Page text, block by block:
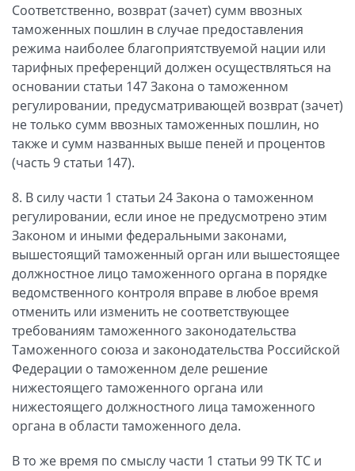
Соответственно, возврат (зачет) сумм ввозных
таможенных пошлин в случае предоставления
режима наиболее благоприятствуемой нации или
тарифных преференций должен осуществляться на
основании статьи 147 Закона о таможенном
регулировании, предусматривающей возврат (зачет)
не только сумм ввозных таможенных пошлин, но
также и сумм названных выше пеней и процентов
(часть 9 статьи 147).
8. В силу части 1 статьи 24 Закона о таможенном
регулировании, если иное не предусмотрено этим
Законом и иными федеральными законами,
вышестоящий таможенный орган или вышестоящее
должностное лицо таможенного органа в порядке
ведомственного контроля вправе в любое время
отменить или изменить не соответствующее
требованиям таможенного законодательства
Таможенного союза и законодательства Российской
Федерации о таможенном деле решение
нижестоящего таможенного органа или
нижестоящего должностного лица таможенного
органа в области таможенного дела.
В то же время по смыслу части 1 статьи 99 ТК ТС и